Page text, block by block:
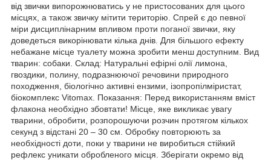
від звички випорожнюватись у не пристосованих для цього
місцях, а також звичку мітити територію. Спрей є до певної
міри дисциплінарним впливом проти поганої звички, яку
доведеться викорінювати кілька днів. Для більшого ефекту
небажане місце туалету можна зробити менш доступним. Вид
тварин: собаки. Склад: Натуральні ефірні олії лимона,
гвоздики, полину, подразнюючої речовини природного
походження, біологічно активні ензими, ізопропілміристат,
біокомплекс Vitomax. Показання: Перед використанням вміст
флакона необхідно збовтати! Місце, яке викликає увагу
тварини, обробити, розпорошуючи розчин протягом кількох
секунд з відстані 20 – 30 см. Обробку повторюють за
необхідності доти, поки у тварини не виробиться стійкий
рефлекс уникати обробленого місця. Зберігати окремо від